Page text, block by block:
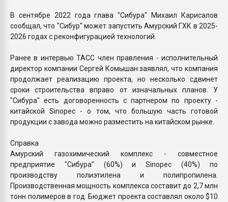
В сентябре 2022 года глава "Сибура" Михаил Карисалов
сообщал, что "Сибур" может запустить Амурский ГХК в 2025-
2026 годах с реконфигурацией технологий.
Ранее в интервью ТАСС член правления - исполнительный
директор компании Сергей Комышан заявлял, что компания
продолжает реализацию проекта, но несколько сдвинет
сроки строительства вправо от изначальных планов. У
"Сибура" есть договоренность с партнером по проекту -
китайской Sinopec - о том, что большую часть готовой
продукции с завода можно разместить на китайском рынке.
Справка
Амурский газохимический комплекс - совместное
предприятие "Сибура" (60%) и Sinopec (40%) по
производству полиэтилена и полипропилена.
Производственная мощность комплекса составит до 2,7 млн
тонн полимеров в год. Бюджет проекта составлял около $10